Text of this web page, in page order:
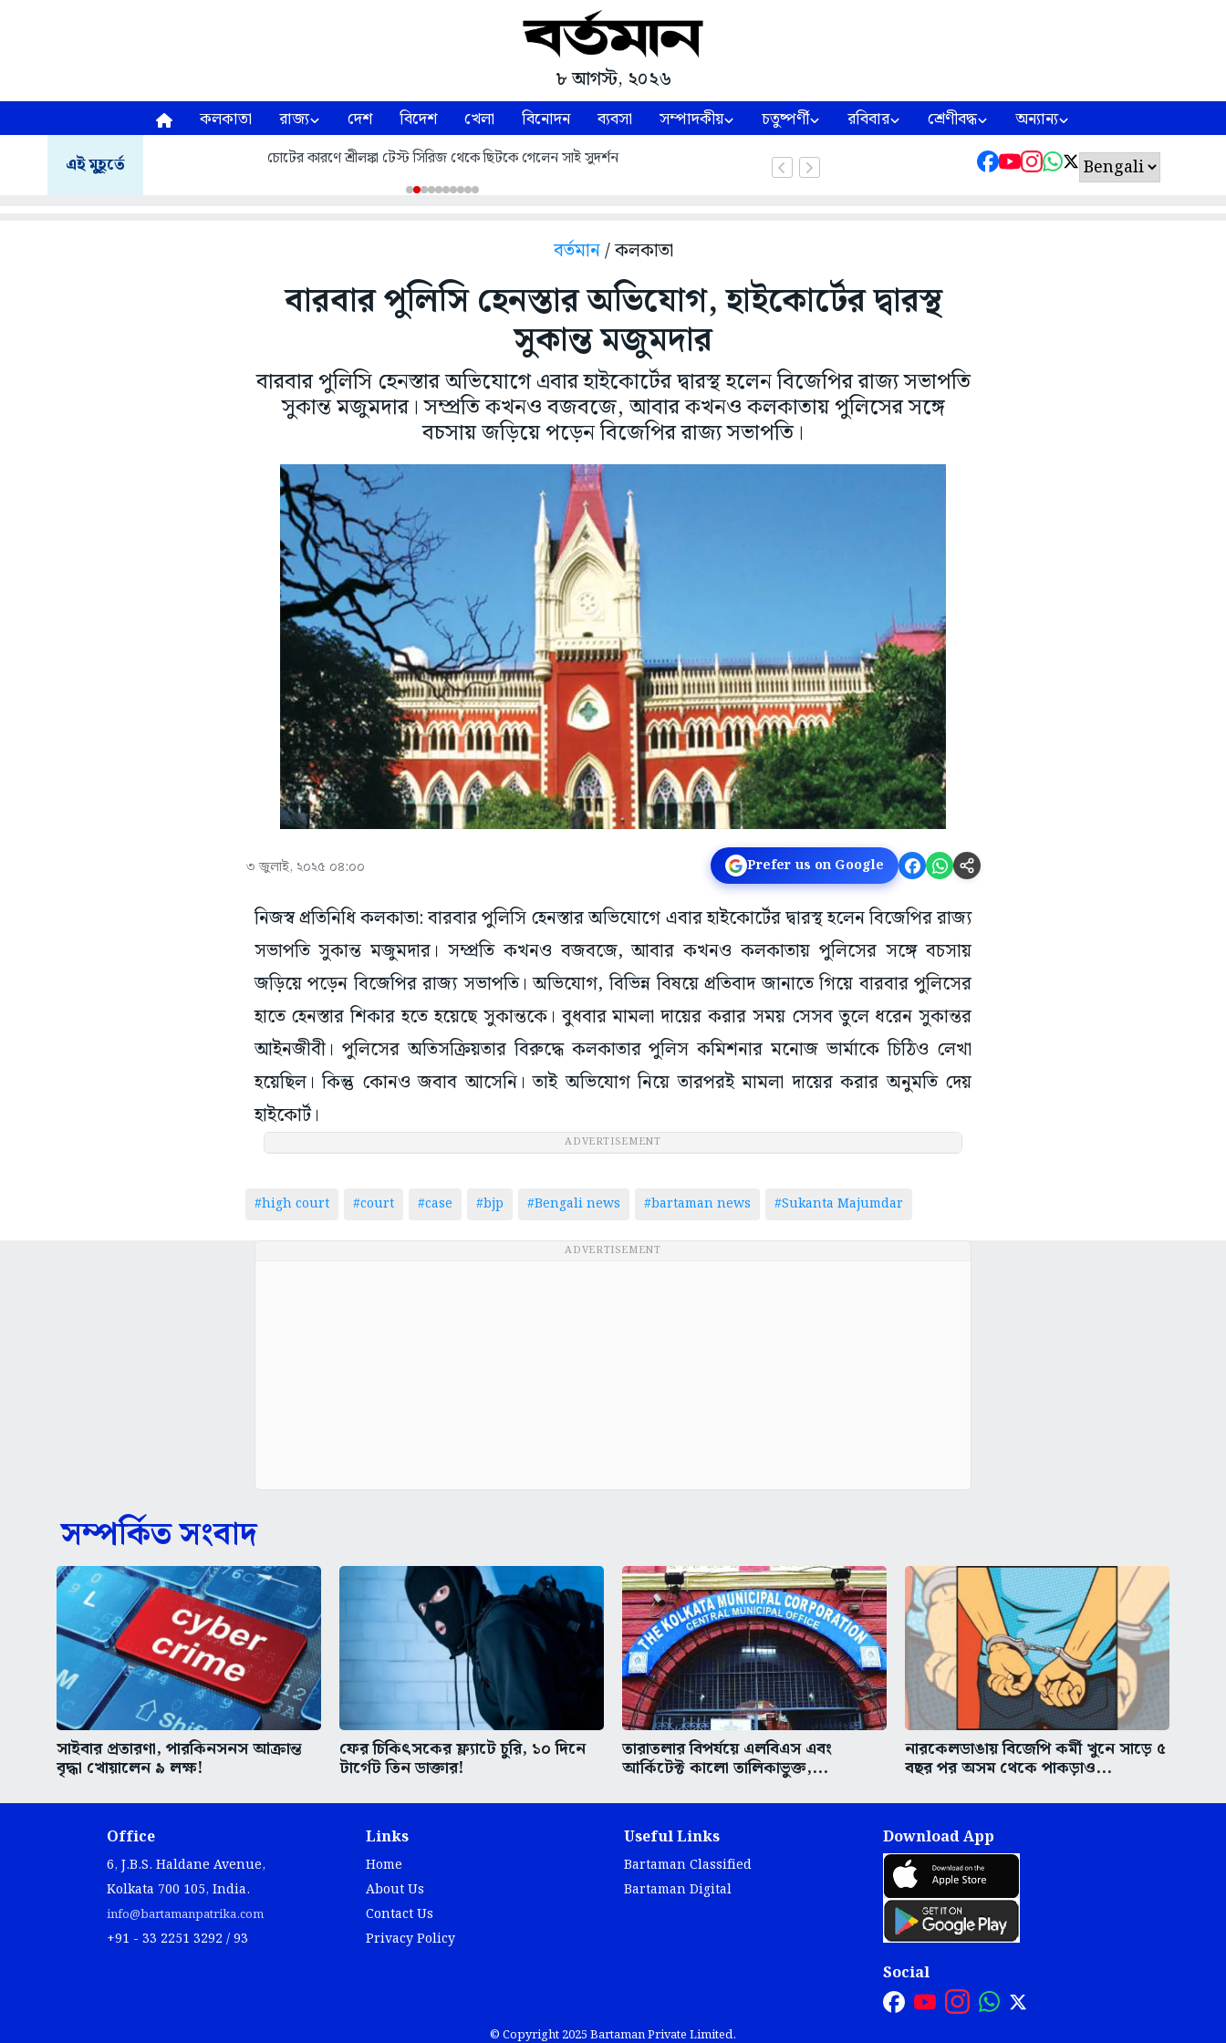
৮ আগস্ট, ২০২৬
কলকাতা রাজ্য দেশ বিদেশ খেলা বিনোদন ব্যবসা সম্পাদকীয় চতুষ্পর্ণী রবিবার শ্রেণীবদ্ধ অন্যান্য
এই মুহূর্তে চোটের কারণে শ্রীলঙ্কা টেস্ট সিরিজ থেকে ছিটকে গেলেন সাই সুদর্শন
বর্তমান/ কলকাতা
বারবার পুলিসি হেনস্তার অভিযোগ, হাইকোর্টের দ্বারস্থ
সুকান্ত মজুমদার
বারবার পুলিসি হেনস্তার অভিযোগে এবার হাইকোর্টের দ্বারস্থ হলেন বিজেপির রাজ্য সভাপতি
সুকান্ত মজুমদার। সম্প্রতি কখনও বজবজে, আবার কখনও কলকাতায় পুলিসের সঙ্গে
বচসায় জড়িয়ে পড়েন বিজেপির রাজ্য সভাপতি।
৩ জুলাই, ২০২৫ ০৪:০০ Prefer us on Google
নিজস্ব প্রতিনিধি কলকাতা: বারবার পুলিসি হেনস্তার অভিযোগে এবার হাইকোর্টের দ্বারস্থ হলেন বিজেপির রাজ্য
সভাপতি সুকান্ত মজুমদার। সম্প্রতি কখনও বজবজে, আবার কখনও কলকাতায় পুলিসের সঙ্গে বচসায়
জড়িয়ে পড়েন বিজেপির রাজ্য সভাপতি। অভিযোগ, বিভিন্ন বিষয়ে প্রতিবাদ জানাতে গিয়ে বারবার পুলিসের
হাতে হেনস্তার শিকার হতে হয়েছে সুকান্তকে। বুধবার মামলা দায়ের করার সময় সেসব তুলে ধরেন সুকান্তর
আইনজীবী। পুলিসের অতিসক্রিয়তার বিরুদ্ধে কলকাতার পুলিস কমিশনার মনোজ ভার্মাকে চিঠিও লেখা
হয়েছিল। কিন্তু কোনও জবাব আসেনি। তাই অভিযোগ নিয়ে তারপরই মামলা দায়ের করার অনুমতি দেয়
হাইকোর্ট।
ADVERTISEMENT
#high court #court #case #bjp #Bengali news #bartaman news #Sukanta Majumdar
ADVERTISEMENT
সম্পর্কিত সংবাদ
সাইবার প্রতারণা, পারকিনসনস আক্রান্ত
বৃদ্ধা খোয়ালেন ৯ লক্ষ!
ফের চিকিৎসকের ফ্ল্যাটে চুরি, ১০ দিনে
টার্গেট তিন ডাক্তার!
তারাতলার বিপর্যয়ে এলবিএস এবং
আর্কিটেক্ট কালো তালিকাভুক্ত,...
নারকেলডাঙায় বিজেপি কর্মী খুনে সাড়ে ৫
বছর পর অসম থেকে পাকড়াও...
Office
6, J.B.S. Haldane Avenue,
Kolkata 700 105, India.
info@bartamanpatrika.com
+91 - 33 2251 3292 / 93
Links
Home
About Us
Contact Us
Privacy Policy
Useful Links
Bartaman Classified
Bartaman Digital
Download App
Social
© Copyright 2025 Bartaman Private Limited.